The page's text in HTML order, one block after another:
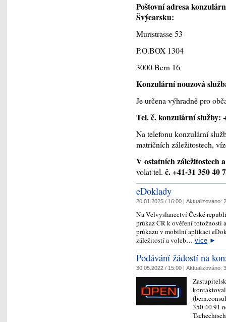
Poštovní adresa
Švýcarsku:
Muristrasse 53
P.O.BOX 1304
3000 Bern 16
Konzulární nouzová
Je určena výhradně pro
Tel. č. konzulární služby:
Na telefonu konzulární
matričních záležitostech,
V ostatních záležitostech
volat tel. č. +41-31 350 40
eDoklady
20.01.2025 / 16:00 | Aktualizováno:
Na Velvyslanectví České
průkaz ČR k ověření totožnosti
průkazu v mobilní aplikaci
záležitostí a voleb… více ►
Podávání žádostí na
30.05.2022 / 15:00 | Aktualizováno:
350 40 91